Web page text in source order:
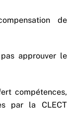
de
approuver le
compétences,
par la CLECT